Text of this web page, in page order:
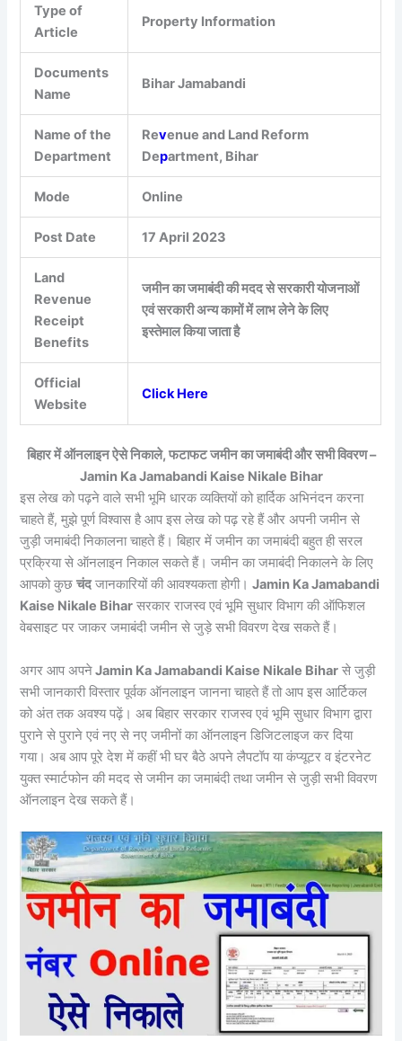
Type of
Article
Property Information
Documents
Name
Bihar Jamabandi
Name of the
Department
Revenue and Land Reform
Department, Bihar
Mode Online
Post Date 17 April 2023
Land
Revenue
Receipt
Benefits
जमीन का जमाबंदी की मदद से सरकारी योजनाओं
एवं सरकारी अन्य कामों में लाभ लेने के लिए
इस्तेमाल किया जाता है
Official
Website
Click Here
बिहार में ऑनलाइन ऐसे निकाले, फटाफट जमीन का जमाबंदी और सभी विवरण –
Jamin Ka Jamabandi Kaise Nikale Bihar
इस लेख को पढ़ने वाले सभी भूमि धारक व्यक्तियों को हार्दिक अभिनंदन करना
चाहते हैं, मुझे पूर्ण विश्वास है आप इस लेख को पढ़ रहे हैं और अपनी जमीन से
जुड़ी जमाबंदी निकालना चाहते हैं। बिहार में जमीन का जमाबंदी बहुत ही सरल
प्रक्रिया से ऑनलाइन निकाल सकते हैं। जमीन का जमाबंदी निकालने के लिए
आपको कुछचंदजानकारियों की आवश्यकता होगी।Jamin Ka Jamabandi
Kaise Nikale Bihar सरकार राजस्व एवं भूमि सुधार विभाग की ऑफिशल
वेबसाइट पर जाकर जमाबंदी जमीन से जुड़े सभी विवरण देख सकते हैं।
अगर आप अपनेJamin Ka Jamabandi Kaise Nikale Bihar से जुड़ी
सभी जानकारी विस्तार पूर्वक ऑनलाइन जानना चाहते हैं तो आप इस आर्टिकल
को अंत तक अवश्य पढ़ें। अब बिहार सरकार राजस्व एवं भूमि सुधार विभाग द्वारा
पुराने से पुराने एवं नए से नए जमीनों का ऑनलाइन डिजिटलाइज कर दिया
गया। अब आप पूरे देश में कहीं भी घर बैठे अपने लैपटॉप या कंप्यूटर व इंटरनेट
युक्त स्मार्टफोन की मदद से जमीन का जमाबंदी तथा जमीन से जुड़ी सभी विवरण
ऑनलाइन देख सकते हैं।